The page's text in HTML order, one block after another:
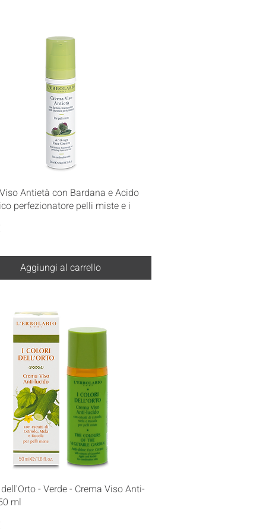
Vista rapida
Antietà con Bardana e Acido
perfezionatore pelli miste e i
Aggiungi al carrello
Vista rapida
- Verde - Crema Viso Anti-
ml